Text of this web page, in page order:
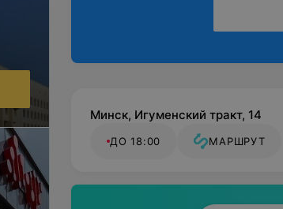
Минск, Игуменский тракт, 14
ДО 18:00 МАРШРУТ